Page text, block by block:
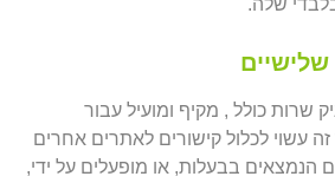
שלה.
שרות כולל , מקיף ומועיל עבור
זה עשוי לכלול קישורים לאתרים אחרים
הנמצאים בבעלות, או מופעלים על ידי,